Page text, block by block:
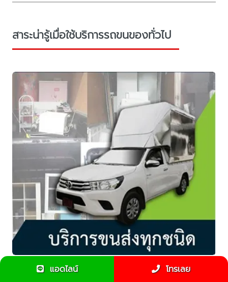
สาระน่ารู้เมื่อใช้บริการรถขนของทั่วไป
จ้างรถรับจ้างขนขยะไปทิ้งได้หรือไม่
แอดไลน์ โทรเลย